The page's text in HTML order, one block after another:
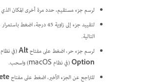
لرسم جزء مستقيم، حدد مرة أخرى المكان
لتقييد جزء إلى زاوية 45 درجة، اضغط باستمرار على
التالية.
لرسم جزء حر، اضغط على مفتاحAlt(في نظام Windows) أو مفتاح
Option(في نظام macOS) واسحب.
للتراجع عن الجزء الأخير، اضغط على مفتاح